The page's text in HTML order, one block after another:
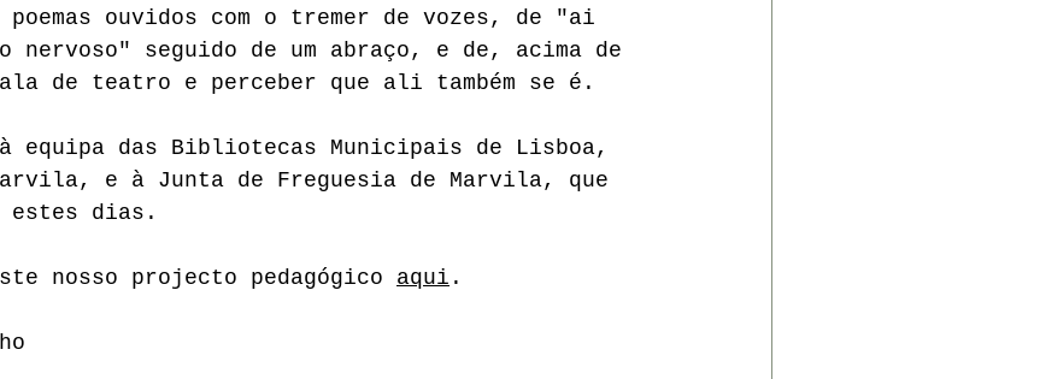
poemas ouvidos com o tremer de vozes, de "ai
nervoso" seguido de um abraço, e de, acima de
de teatro e perceber que ali também se é.
à equipa das Bibliotecas Municipais de Lisboa,
e à Junta de Freguesia de Marvila, que
estes dias.
nosso projecto pedagógico aqui .